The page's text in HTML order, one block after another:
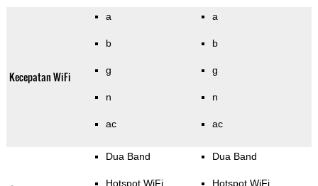
Kecepatan WiFi
a
b
g
n
ac
a
b
g
n
ac
Dua Band
Hotspot WiFi
Dua Band
Hotspot WiFi